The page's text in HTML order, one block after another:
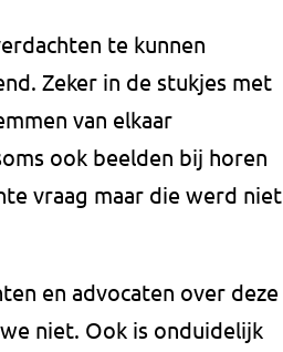
te kunnen
Zeker in de stukjes met
van elkaar
ook beelden bij horen
vraag maar die werd niet
en advocaten over deze
niet. Ook is onduidelijk